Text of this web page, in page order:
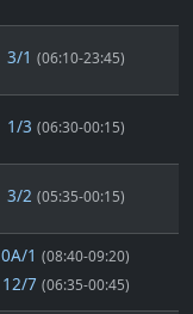
3/1 (06:10-23:45)
1/3 (06:30-00:15)
3/2 (05:35-00:15)
0A/1 (08:40-09:20)
12/7 (06:35-00:45)